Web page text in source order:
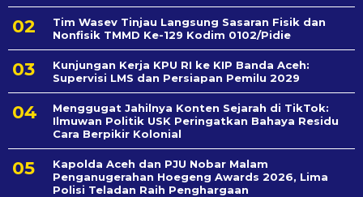
Tim Wasev Tinjau Langsung Sasaran Fisik dan
Nonfisik TMMD Ke-129 Kodim 0102/Pidie
Kunjungan Kerja KPU RI ke KIP Banda Aceh:
Supervisi LMS dan Persiapan Pemilu 2029
Menggugat Jahilnya Konten Sejarah di TikTok:
Ilmuwan Politik USK Peringatkan Bahaya Residu
Cara Berpikir Kolonial
Kapolda Aceh dan PJU Nobar Malam
Penganugerahan Hoegeng Awards 2026, Lima
Polisi Teladan Raih Penghargaan